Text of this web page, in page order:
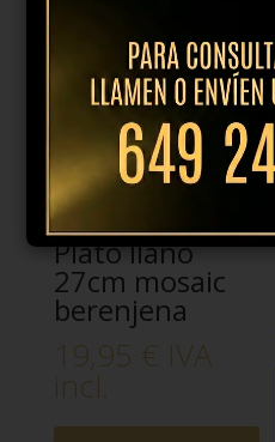
Plato llano
27cm mosaic
berenjena
19,95 € IVA
incl.